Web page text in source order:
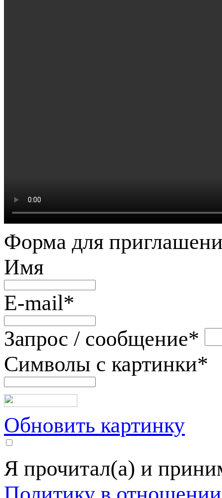
Форма для
Имя
E-mail*
Запрос / сообщение*
Символы с картинки*
Обновить картинку
Я прочитал(а) и